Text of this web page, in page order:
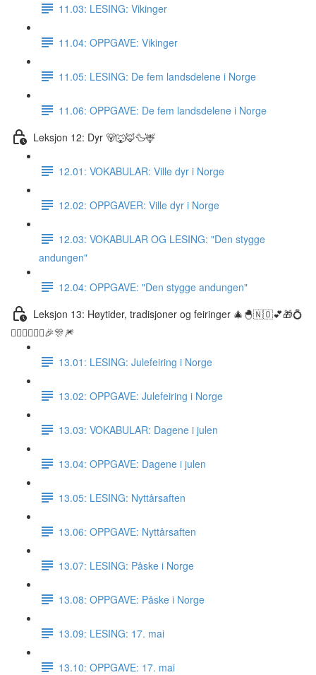
11.03: LESING: Vikinger
11.04: OPPGAVE: Vikinger
11.05: LESING: De fem landsdelene i Norge
11.06: OPPGAVE: De fem landsdelene i Norge
Leksjon 12: Dyr 🐻🐺🦊🦆🦌
12.01: VOKABULAR: Ville dyr i Norge
12.02: OPPGAVER: Ville dyr i Norge
12.03: VOKABULAR OG LESING: "Den stygge
andungen"
12.04: OPPGAVE: "Den stygge andungen"
Leksjon 13: Høytider, tradisjoner og feiringer 🎄🐣🇳🇴💕🎁💍
👰🏼‍♀️🤵🏽‍♂️🎉🎊🎆
13.01: LESING: Julefeiring i Norge
13.02: OPPGAVE: Julefeiring i Norge
13.03: VOKABULAR: Dagene i julen
13.04: OPPGAVE: Dagene i julen
13.05: LESING: Nyttårsaften
13.06: OPPGAVE: Nyttårsaften
13.07: LESING: Påske i Norge
13.08: OPPGAVE: Påske i Norge
13.09: LESING: 17. mai
13.10: OPPGAVE: 17. mai